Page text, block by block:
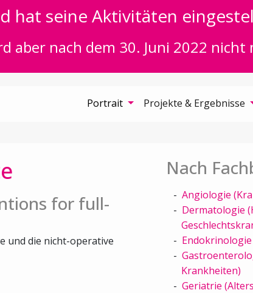
hat seine Aktivitäten
aber nach dem 30. Juni 2022
Portrait Projekte & Ergebnisse
for full-
und die nicht-operative
Nach
Angiologie
Dermatologie
Krankheiten)
Geriatrie